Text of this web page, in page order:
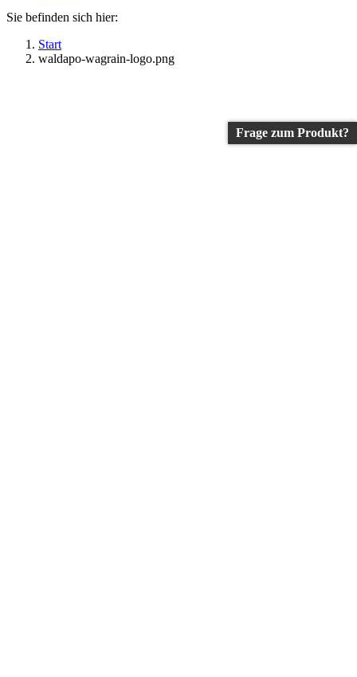
Sie befinden sich hier:
Start
waldapo-wagrain-logo.png
Frage zum Produkt?